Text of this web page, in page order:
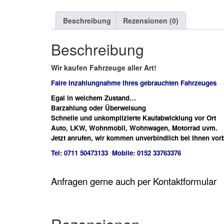
Beschreibung Rezensionen (0)
Beschreibung
Wir kaufen Fahrzeuge aller Art!
Faire Inzahlungnahme Ihres gebrauchten Fahrzeuges
Egal in welchem Zustand…
Barzahlung oder Überweisung
Schnelle und unkomplizierte Kaufabwicklung vor Ort
Auto, LKW, Wohnmobil, Wohnwagen, Motorrad uvm.
Jetzt anrufen, wir kommen unverbindlich bei Ihnen
Tel: 0711 50473133 Mobile: 0152 33763376
Anfragen gerne auch per Kontaktformular